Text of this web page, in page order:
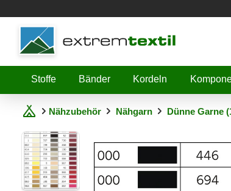
Shopware
Stoffe
Bänder Kordeln
Nähzubehör Nähgarn Dünne Garne